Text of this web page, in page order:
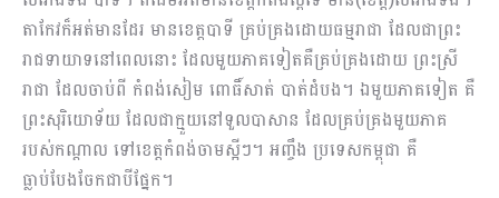
តាកែវក៏អត់មានដែរ មានខេត្តបាទី គ្រប់គ្រងដោយធម្មរាជា ដែលជាព្រះ
រាជទាយាទនៅពេលនោះ ដែលមួយភាគទៀតគឺគ្រប់គ្រងដោយ ព្រះស្រី
រាជា ដែលចាប់ពី កំពង់សៀម ពោធិ៍សាត់ បាត់ដំបង។ ឯមួយភាគទៀត គឺ
ព្រះសុរិយោទ័យ ដែលជាក្មួយនៅទួលបាសាន ដែលគ្រប់គ្រងមួយភាគ
របស់កណ្តាល ទៅខេត្តកំពង់ចាមស្អីៗ។ អញ្ចឹង ប្រទេសកម្ពុជា គឺ
ធ្លាប់បែងចែកជាបីផ្នែក។